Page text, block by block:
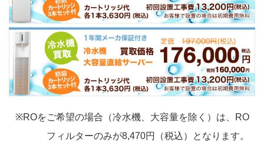
※ROをご希望の場合（冷水機、大容量を除く）は、RO
フィルターのみが8,470円（税込）となります。